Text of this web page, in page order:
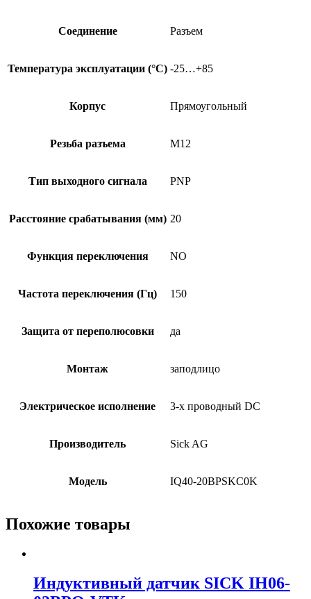
Соединение Разъем
Температура эксплуатации (°C) -25…+85
Корпус Прямоугольный
Резьба разъема M12
Тип выходного сигнала PNP
Расстояние срабатывания (мм) 20
Функция переключения NO
Частота переключения (Гц) 150
Защита от переполюсовки да
Монтаж заподлицо
Электрическое исполнение 3-х проводный DC
Производитель Sick AG
Модель IQ40-20BPSKC0K
Похожие товары
Индуктивный датчик SICK IH06-